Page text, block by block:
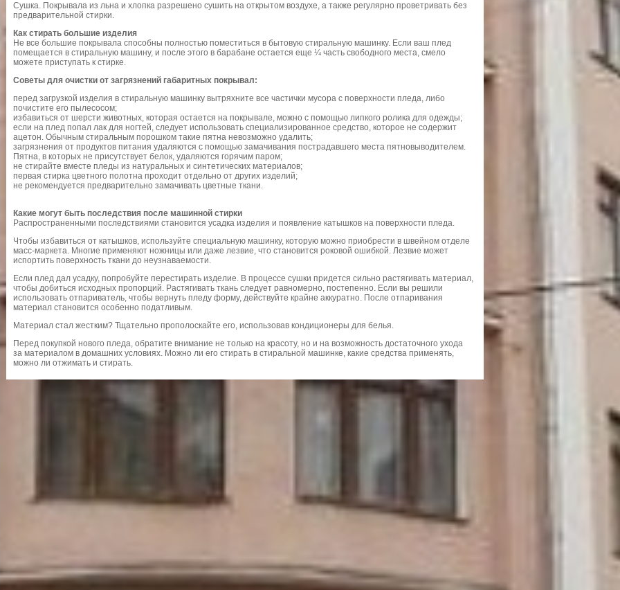
Сушка. Покрывала из льна и хлопка разрешено сушить на открытом воздухе, а также регулярно проветривать без
предварительной стирки.
Как стирать большие изделия
Не все большие покрывала способны полностью поместиться в бытовую стиральную машинку. Если ваш плед
помещается в стиральную машину, и после этого в барабане остается еще ¼ часть свободного места, смело
можете приступать к стирке.
Советы для очистки от загрязнений габаритных покрывал:
перед загрузкой изделия в стиральную машинку вытряхните все частички мусора с поверхности пледа, либо
почистите его пылесосом;
избавиться от шерсти животных, которая остается на покрывале, можно с помощью липкого ролика для одежды;
если на плед попал лак для ногтей, следует использовать специализированное средство, которое не содержит
ацетон. Обычным стиральным порошком такие пятна невозможно удалить;
загрязнения от продуктов питания удаляются с помощью замачивания пострадавшего места пятновыводителем.
Пятна, в которых не присутствует белок, удаляются горячим паром;
не стирайте вместе пледы из натуральных и синтетических материалов;
первая стирка цветного полотна проходит отдельно от других изделий;
не рекомендуется предварительно замачивать цветные ткани.
Какие могут быть последствия после машинной стирки
Распространенными последствиями становится усадка изделия и появление катышков на поверхности пледа.
Чтобы избавиться от катышков, используйте специальную машинку, которую можно приобрести в швейном отделе
масс-маркета. Многие применяют ножницы или даже лезвие, что становится роковой ошибкой. Лезвие может
испортить поверхность ткани до неузнаваемости.
Если плед дал усадку, попробуйте перестирать изделие. В процессе сушки придется сильно растягивать материал,
чтобы добиться исходных пропорций. Растягивать ткань следует равномерно, постепенно. Если вы решили
использовать отпариватель, чтобы вернуть пледу форму, действуйте крайне аккуратно. После отпаривания
материал становится особенно податливым.
Материал стал жестким? Тщательно прополоскайте его, использовав кондиционеры для белья.
Перед покупкой нового пледа, обратите внимание не только на красоту, но и на возможность достаточного ухода
за материалом в домашних условиях. Можно ли его стирать в стиральной машинке, какие средства применять,
можно ли отжимать и стирать.